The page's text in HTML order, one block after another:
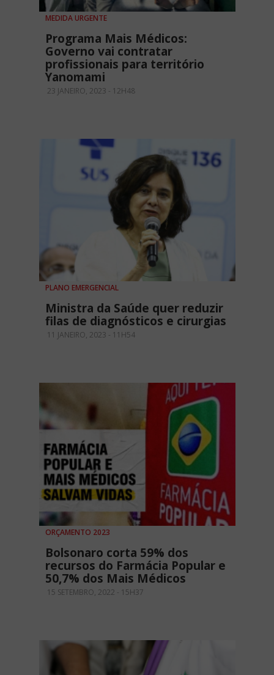
MEDIDA URGENTE
Programa Mais Médicos:
Governo vai contratar
profissionais para território
Yanomami
23 JANEIRO, 2023 - 12H48
PLANO EMERGENCIAL
Ministra da Saúde quer reduzir
filas de diagnósticos e cirurgias
11 JANEIRO, 2023 - 11H54
ORÇAMENTO 2023
Bolsonaro corta 59% dos
recursos do Farmácia Popular e
50,7% dos Mais Médicos
15 SETEMBRO, 2022 - 15H37